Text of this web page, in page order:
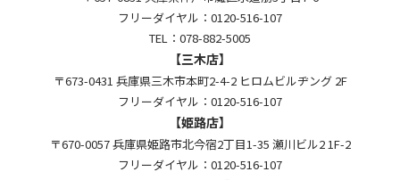
フリーダイヤル：0120-516-107
TEL：078-882-5005
【三木店】
〒673-0431 兵庫県三木市本町2-4-2 ヒロムビルヂング 2F
フリーダイヤル：0120-516-107
【姫路店】
〒670-0057 兵庫県姫路市北今宿2丁目1-35 瀬川ビル2 1F-2
フリーダイヤル：0120-516-107